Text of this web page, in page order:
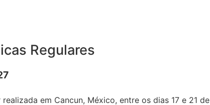
Livraria
Regulares
em Cancun, México, entre os dias 17 e 21 de